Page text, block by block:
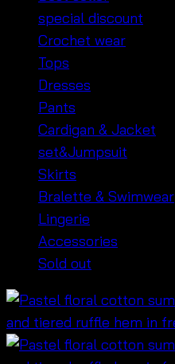
special discount
Crochet wear
Tops
Dresses
Pants
Cardigan & Jacket
set&Jumpsuit
Skirts
Bralette & Swimwear
Lingerie
Accessories
Sold out